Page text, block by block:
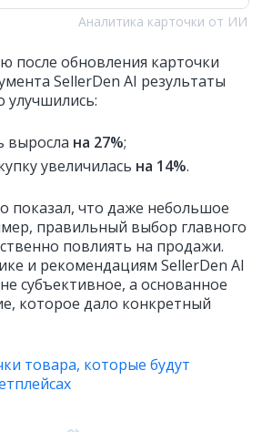
Аналитика карточки от ИИ
после обновления карточки
SellerDen AI результаты
улучшились:
выросла на 27%;
увеличилась на 14%.
показал, что даже небольшое
правильный выбор главного
повлиять на продажи.
и рекомендациям SellerDen AI
субъективное, а основанное
которое дало конкретный
товара, которые будут